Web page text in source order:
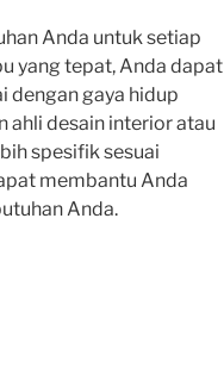
Anda untuk setiap
yang tepat, Anda dapat
dengan gaya hidup
ahli desain interior atau
spesifik sesuai
membantu Anda
Anda.